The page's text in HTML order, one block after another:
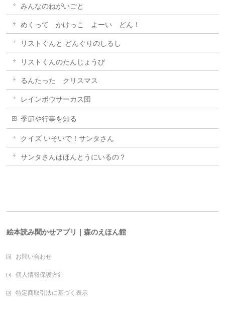
みんなのねがいごと
めくって かけっこ よーい どん！
リストくんと どんぐりのしるし
リストくんのたんじょうび
るんたった クリスマス
レインボウサーカス団
季節や行事を知る
クイズ いそいで！サンタさん
サンタさんはほんとうにいるの？
絵本読み聞かせアプリ｜森のえほん館
お問い合わせ
個人情報保護方針
特定商取引法に基づく表示